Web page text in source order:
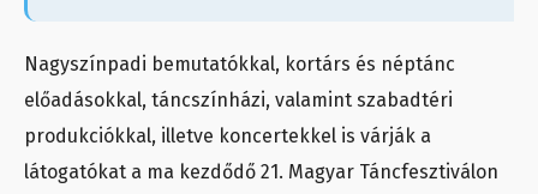
Nagyszínpadi bemutatókkal, kortárs és néptánc
előadásokkal, táncszínházi, valamint szabadtéri
produkciókkal, illetve koncertekkel is várják a
látogatókat a ma kezdődő 21. Magyar Táncfesztiválon